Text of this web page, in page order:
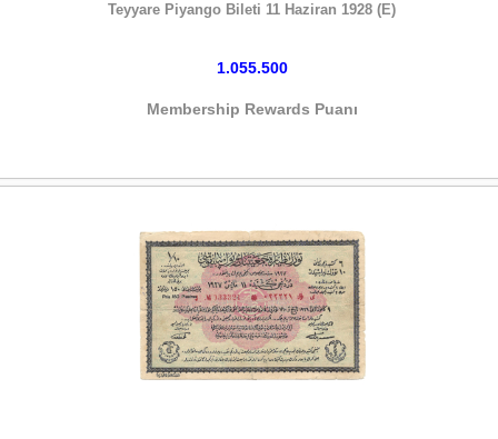
Teyyare Piyango Bileti 11 Haziran 1928 (E)
1.055.500
Membership Rewards Puanı